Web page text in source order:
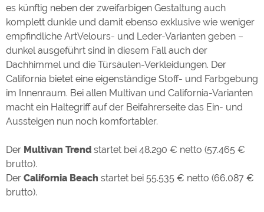
es künftig neben der zweifarbigen Gestaltung auch
komplett dunkle und damit ebenso exklusive wie weniger
empfindliche ArtVelours- und Leder-Varianten geben –
dunkel ausgeführt sind in diesem Fall auch der
Dachhimmel und die Türsäulen-Verkleidungen. Der
California bietet eine eigenständige Stoff- und Farbgebung
im Innenraum. Bei allen Multivan und California-Varianten
macht ein Haltegriff auf der Beifahrerseite das Ein- und
Aussteigen nun noch komfortabler.
Der Multivan Trend startet bei 48.290 € netto (57.465 €
brutto).
Der California Beach startet bei 55.535 € netto (66.087 €
brutto).